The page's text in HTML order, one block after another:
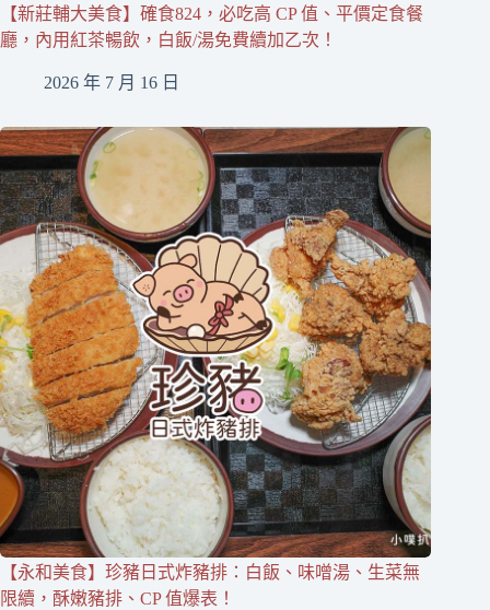
【新莊輔大美食】確食824，必吃高 CP 值、平價定食餐
廳，內用紅茶暢飲，白飯/湯免費續加乙次！
2026 年 7 月 16 日
【永和美食】珍豬日式炸豬排：白飯、味噌湯、生菜無
限續，酥嫩豬排、CP 值爆表！